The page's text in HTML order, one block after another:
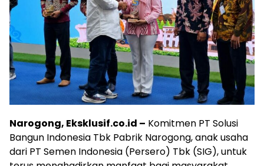
Narogong, Eksklusif.co.id – Komitmen PT Solusi
Bangun Indonesia Tbk Pabrik Narogong, anak usaha
dari PT Semen Indonesia (Persero) Tbk (SIG), untuk